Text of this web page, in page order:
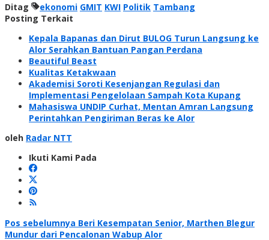
Ditag ekonomi GMIT KWI Politik Tambang
Posting Terkait
Kepala Bapanas dan Dirut BULOG Turun Langsung ke
Alor Serahkan Bantuan Pangan Perdana
Beautiful Beast
Kualitas Ketakwaan
Akademisi Soroti Kesenjangan Regulasi dan
Implementasi Pengelolaan Sampah Kota Kupang
Mahasiswa UNDIP Curhat, Mentan Amran Langsung
Perintahkan Pengiriman Beras ke Alor
oleh Radar NTT
Ikuti Kami Pada
Navigasi
Pos sebelumnya Beri Kesempatan Senior, Marthen Blegur
Mundur dari Pencalonan Wabup Alor